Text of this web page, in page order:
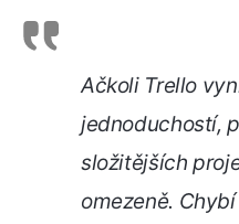
Ačkoli Trello
jednoduchostí,
složitějších
omezeně.